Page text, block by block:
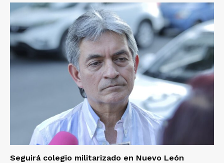
Seguirá colegio militarizado en Nuevo León